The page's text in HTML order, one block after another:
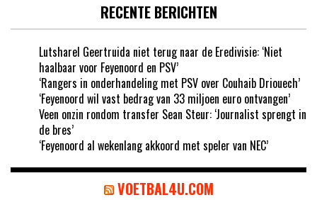
RECENTE BERICHTEN
Lutsharel Geertruida niet terug naar de Eredivisie: ‘Niet
haalbaar voor Feyenoord en PSV’
‘Rangers in onderhandeling met PSV over Couhaib Driouech’
‘Feyenoord wil vast bedrag van 33 miljoen euro ontvangen’
Veen onzin rondom transfer Sean Steur: ‘Journalist sprengt in
de bres’
‘Feyenoord al wekenlang akkoord met speler van NEC’
VOETBAL4U.COM